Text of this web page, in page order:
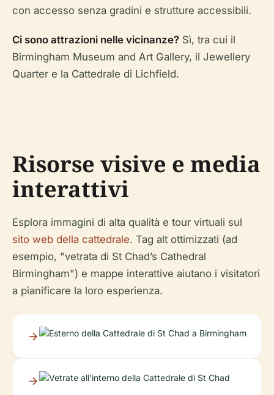
con accesso senza gradini e strutture accessibili.
Ci sono attrazioni nelle vicinanze? Sì, tra cui il
Birmingham Museum and Art Gallery, il Jewellery
Quarter e la Cattedrale di Lichfield.
Risorse visive e media
interattivi
Esplora immagini di alta qualità e tour virtuali sul
sito web della cattedrale. Tag alt ottimizzati (ad
esempio, "vetrata di St Chad’s Cathedral
Birmingham") e mappe interattive aiutano i visitatori
a pianificare la loro esperienza.